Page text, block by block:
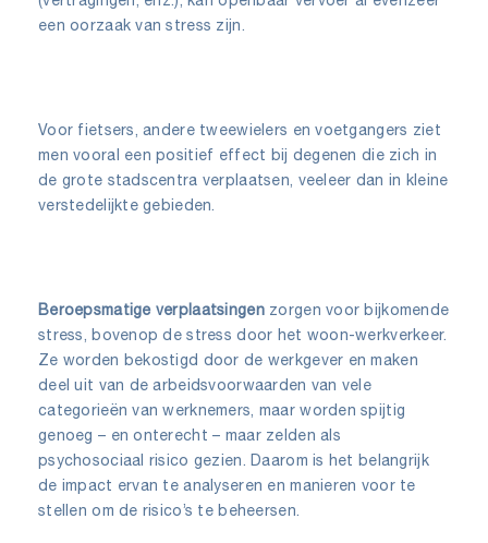
een oorzaak van stress zijn.
Voor fietsers, andere tweewielers en voetgangers ziet
men vooral een positief effect bij degenen die zich in
de grote stadscentra verplaatsen, veeleer dan in kleine
verstedelijkte gebieden.
Beroepsmatige verplaatsingenzorgen voor bijkomende
stress, bovenop de stress door het woon-werkverkeer.
Ze worden bekostigd door de werkgever en maken
deel uit van de arbeidsvoorwaarden van vele
categorieën van werknemers, maar worden spijtig
genoeg – en onterecht – maar zelden als
psychosociaal risico gezien. Daarom is het belangrijk
de impact ervan te analyseren en manieren voor te
stellen om de risico’s te beheersen.